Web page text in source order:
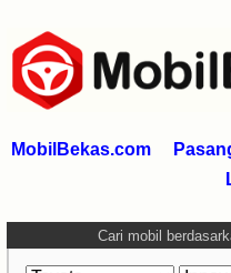
MobilBekas.com
Cari mobil